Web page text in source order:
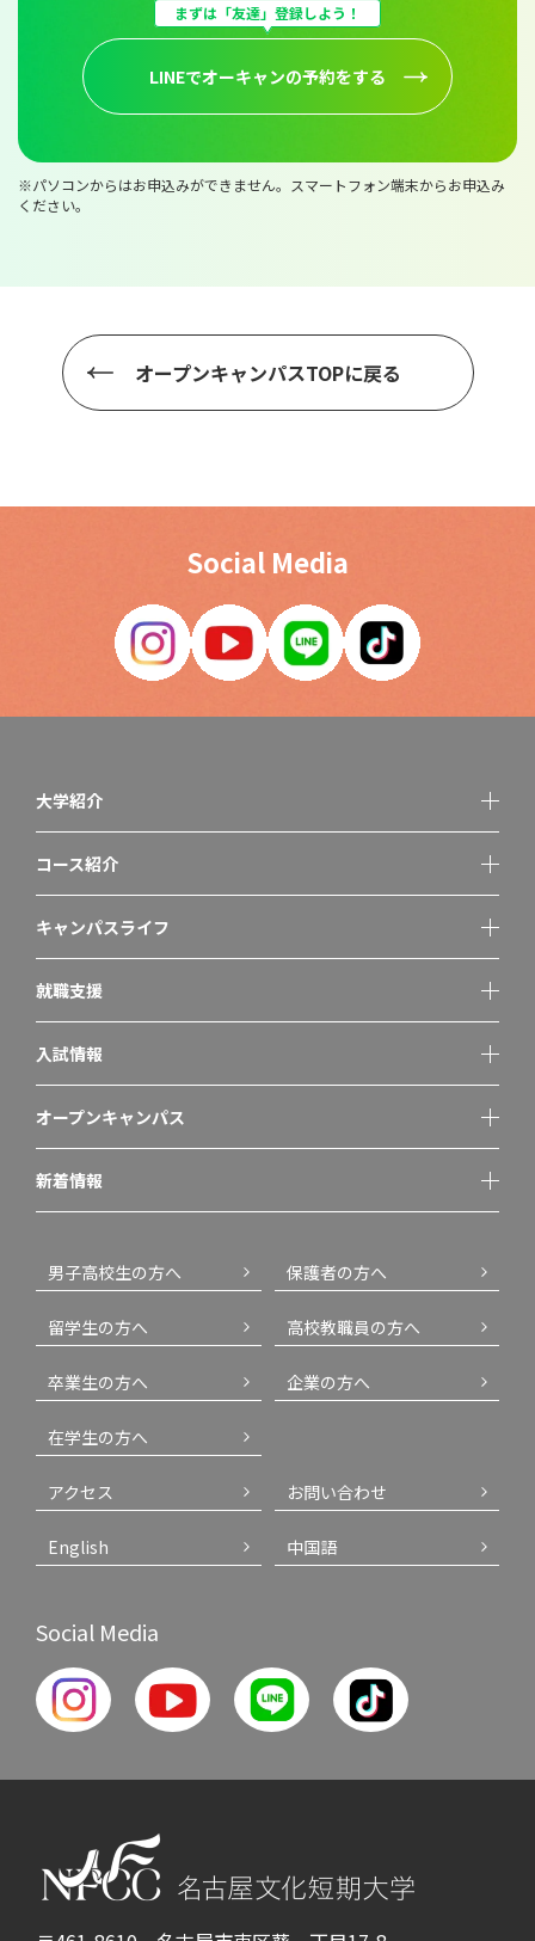
まずは「友達」登録しよう！
LINEでオーキャンの予約をする
※パソコンからはお申込みができません。スマートフォン端末からお申込み
ください。
オープンキャンパスTOPに戻る
Social Media
大学紹介
コース紹介
キャンパスライフ
就職支援
入試情報
オープンキャンパス
新着情報
男子高校生の方へ 保護者の方へ
留学生の方へ 高校教職員の方へ
卒業生の方へ 企業の方へ
在学生の方へ
アクセス お問い合わせ
English 中国語
Social Media